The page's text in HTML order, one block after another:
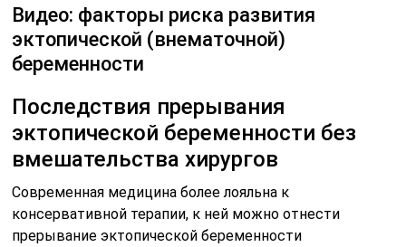
Видео: факторы риска развития
эктопической (внематочной)
беременности
Последствия прерывания
эктопической беременности без
вмешательства хирургов
Современная медицина более лояльна к
консервативной терапии, к ней можно отнести
прерывание эктопической беременности